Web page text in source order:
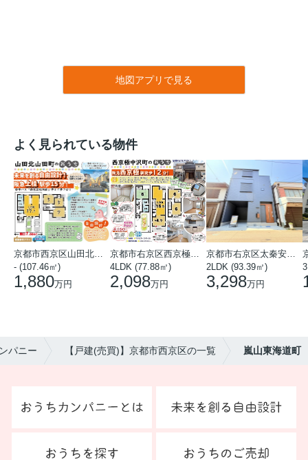
地図アプリで見る
よく見られている物件
- (107.46㎡)
1,880万円
4LDK (77.88㎡)
2,098万円
2LDK (93.39㎡)
3,298万円
パニー 【戸建(売買)】京都市西京区の一覧 嵐山東海道町